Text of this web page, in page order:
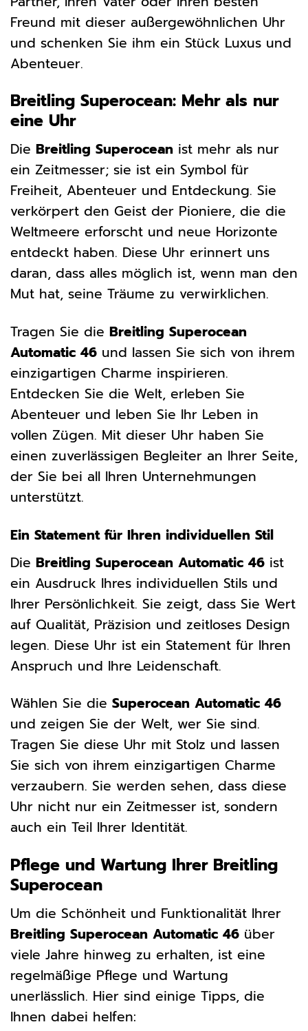
Freund mit dieser außergewöhnlichen Uhr
und schenken Sie ihm ein Stück Luxus und
Abenteuer.
Breitling Superocean: Mehr als nur
eine Uhr
Die Breitling Superocean ist mehr als nur
ein Zeitmesser; sie ist ein Symbol für
Freiheit, Abenteuer und Entdeckung. Sie
verkörpert den Geist der Pioniere, die die
Weltmeere erforscht und neue Horizonte
entdeckt haben. Diese Uhr erinnert uns
daran, dass alles möglich ist, wenn man den
Mut hat, seine Träume zu verwirklichen.
Tragen Sie die Breitling Superocean
Automatic 46 und lassen Sie sich von ihrem
einzigartigen Charme inspirieren.
Entdecken Sie die Welt, erleben Sie
Abenteuer und leben Sie Ihr Leben in
vollen Zügen. Mit dieser Uhr haben Sie
einen zuverlässigen Begleiter an Ihrer Seite,
der Sie bei all Ihren Unternehmungen
unterstützt.
Ein Statement für Ihren individuellen Stil
Die Breitling Superocean Automatic 46 ist
ein Ausdruck Ihres individuellen Stils und
Ihrer Persönlichkeit. Sie zeigt, dass Sie Wert
auf Qualität, Präzision und zeitloses Design
legen. Diese Uhr ist ein Statement für Ihren
Anspruch und Ihre Leidenschaft.
Wählen Sie die Superocean Automatic 46
und zeigen Sie der Welt, wer Sie sind.
Tragen Sie diese Uhr mit Stolz und lassen
Sie sich von ihrem einzigartigen Charme
verzaubern. Sie werden sehen, dass diese
Uhr nicht nur ein Zeitmesser ist, sondern
auch ein Teil Ihrer Identität.
Pflege und Wartung Ihrer Breitling
Superocean
Um die Schönheit und Funktionalität Ihrer
Breitling Superocean Automatic 46 über
viele Jahre hinweg zu erhalten, ist eine
regelmäßige Pflege und Wartung
unerlässlich. Hier sind einige Tipps, die
Ihnen dabei helfen: